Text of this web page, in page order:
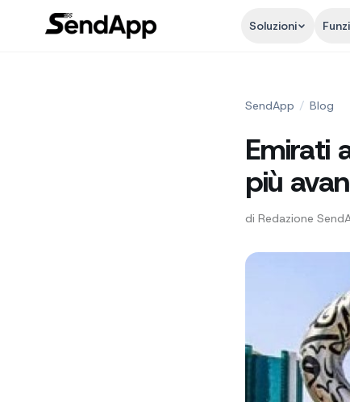
Soluzioni
SendApp / Blog
Emirati
più
di Redazione